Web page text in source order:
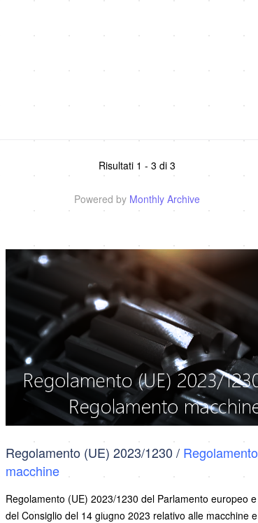
Risultati 1 - 3 di 3
Powered by Monthly Archive
Regolamento (UE) 2023/1230 / Regolamento
macchine
Regolamento (UE) 2023/1230 del Parlamento europeo e
del Consiglio del 14 giugno 2023 relativo alle macchine e